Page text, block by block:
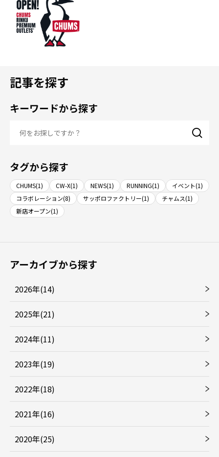
記事を探す
キーワードから探す
タグから探す
CHUMS(1) CW-X(1) NEWS(1) RUNNING(1)
イベント(1)
コラボレーション(8)
サッポロファクトリー(1)
チャムス(1)
新店オープン(1)
アーカイブから探す
2026年(14)
2025年(21)
2024年(11)
2023年(19)
2022年(18)
2021年(16)
2020年(25)